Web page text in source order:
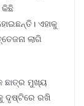
କିଛି
ଏହାକୁ
ଲାଗି
ଛାତ୍ର ମୁଖ୍ୟ
ଦୃଷ୍ଟିରେ ରଖି